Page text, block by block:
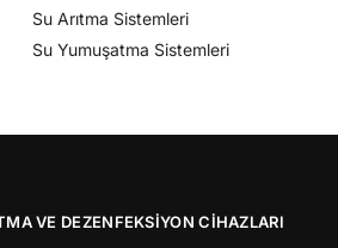
Su Arıtma Sistemleri
Su Yumuşatma Sistemleri
VE DEZENFEKSIYON CIHAZLARI